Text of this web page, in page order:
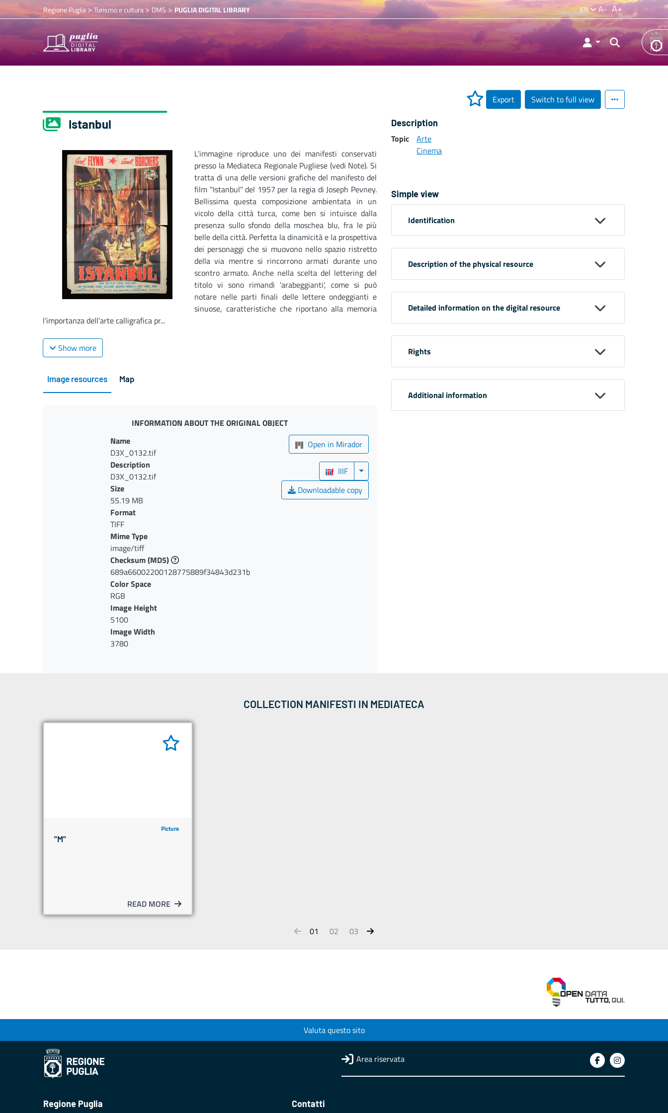
Regione Puglia> Turismo e cultura>DMS > PUGLIA DIGITAL LIBRARY EN A- A+
Export Switch to full view
Istanbul
L'immagine riproduce uno dei manifesti conservati
presso la Mediateca Regionale Pugliese (vedi Note). Si
tratta di una delle versioni grafiche del manifesto del
film "Istanbul" del 1957 per la regia di Joseph Pevney.
Bellissima questa composizione ambientata in un
vicolo della città turca, come ben si intuisce dalla
presenza sullo sfondo della moschea blu, fra le più
belle della città. Perfetta la dinamicità e la prospettiva
dei personaggi che si muovono nello spazio ristretto
della via mentre si rincorrono armati durante uno
scontro armato. Anche nella scelta del lettering del
titolo vi sono rimandi 'arabeggianti', come si può
notare nelle parti finali delle lettere ondeggianti e
sinuose, caratteristiche che riportano alla memoria
l’importanza dell’arte calligrafica pr...
Show more
Image resources Map
INFORMATION ABOUT THE ORIGINAL OBJECT
Open in Mirador
IIIF
Downloadable copy
Name
D3X_0132.tif
Description
D3X_0132.tif
Size
55.19 MB
Format
TIFF
Mime Type
image/tiff
Checksum(MD5)
689a66002200128775889f34843d231b
Color Space
RGB
Image Height
5100
Image Width
3780
Description
Topic
Arte
Cinema
Simple view
Identification
Description of the physical resource
Detailed information on the digital resource
Rights
Additional information
COLLECTION MANIFESTI IN MEDIATECA
Picture
"M"
READ MORE
01 02 03
Valuta questo sito
Area riservata
Regione Puglia Contatti